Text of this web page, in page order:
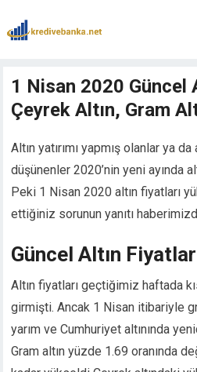
1 Nisan 2020 Güncel
Çeyrek Altın, Gram
Altın yatırımı yapmış olanlar ya da
düşünenler 2020’nin yeni ayında
Peki 1 Nisan 2020 altın fiyatları
ettiğiniz sorunun yanıtı
Güncel Altın
Altın fiyatları geçtiğimiz haftada
girmişti. Ancak 1 Nisan itibariyle
yarım ve Cumhuriyet altınında
Gram altın yüzde 1.69 oranında